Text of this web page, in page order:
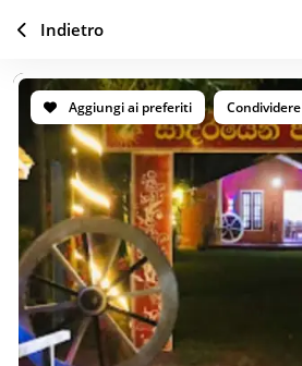
Aggiungi ai preferiti Condividere
Indietro